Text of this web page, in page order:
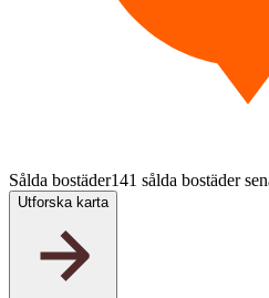
Sålda bostäder141 sålda bostäder
Utforska karta